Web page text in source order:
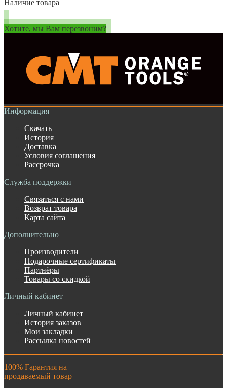
Наличие товара
Хотите, мы Вам перезвоним?
Информация
Скачать
История
Доставка
Условия соглашения
Рассрочка
Служба поддержки
Связаться с нами
Возврат товара
Карта сайта
Дополнительно
Производители
Подарочные сертификаты
Партнёры
Товары со скидкой
Личный кабинет
Личный кабинет
История заказов
Мои закладки
Рассылка новостей
100% Гарантия на
продаваемый товар